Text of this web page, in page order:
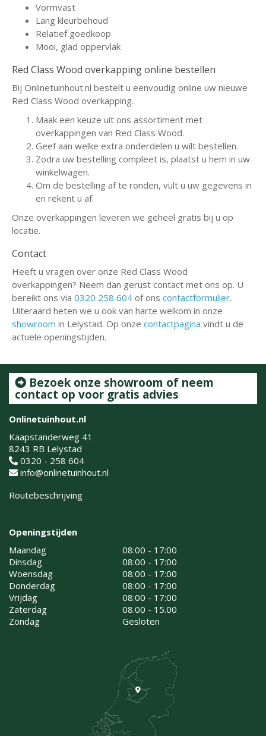
Vormvast
Lang kleurbehoud
Relatief goedkoop
Mooi, glad oppervlak
Red Class Wood overkapping online bestellen
Bij Onlinetuinhout.nl bestelt u eenvoudig online uw nieuwe
Red Class Wood overkapping.
Maak een keuze uit ons assortiment met
overkappingen van Red Class Wood.
Geef aan welke extra onderdelen u wilt bestellen.
Zodra uw bestelling compleet is, plaatst u hem in uw
winkelwagen.
Om de bestelling af te ronden, vult u uw gegevens in
en rekent u af.
Onze overkappingen leveren we geheel gratis bij u op
locatie.
Contact
Heeft u vragen over onze Red Class Wood
overkappingen? Neem dan gerust contact met ons op. U
bereikt ons via 0320 258 604 of ons contactformulier.
Uiteraard heten we u ook van harte welkom in onze
showroom in Lelystad. Op onze contactpagina vindt u de
actuele openingstijden.
Bezoek onze showroom of neem
contact op voor gratis advies
Onlinetuinhout.nl
Kaapstanderweg 41
8243 RB Lelystad
0320 - 258 604
info@onlinetuinhout.nl
Routebeschrijving
Openingstijden
Maandag
08:00 - 17:00
Dinsdag
08:00 - 17:00
Woensdag
08:00 - 17:00
Donderdag
08:00 - 17:00
Vrijdag
08:00 - 17:00
Zaterdag
08.00 - 15.00
Zondag
Gesloten